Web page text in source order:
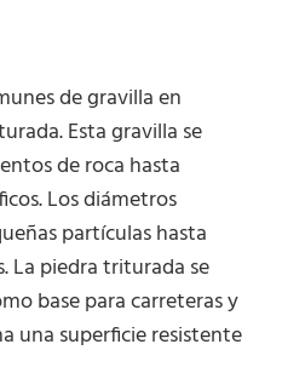
de gravilla en
Esta gravilla se
de roca hasta
Los diámetros
partículas hasta
La piedra triturada se
base para carreteras y
una superficie resistente